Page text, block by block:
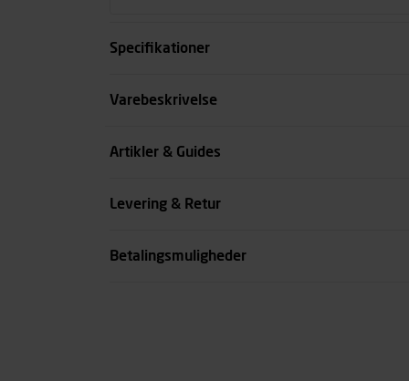
Specifikationer
Farve
Varebeskrivelse
Artikler & Guides
Levering & Retur
Betalingsmuligheder